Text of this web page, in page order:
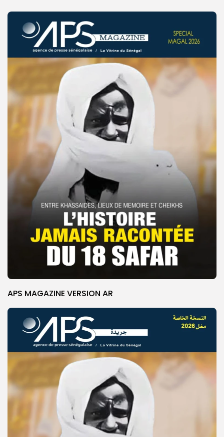
APS MAGAZINE VERSION AR